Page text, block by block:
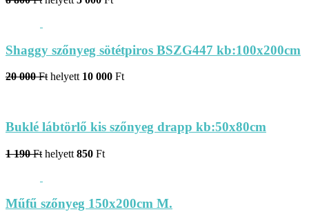
Shaggy szőnyeg sötétpiros BSZG447 kb:100x200cm
20 000 Ft helyett 10 000 Ft
Buklé lábtörlő kis szőnyeg drapp kb:50x80cm
1 190 Ft helyett 850 Ft
Műfű szőnyeg 150x200cm M.